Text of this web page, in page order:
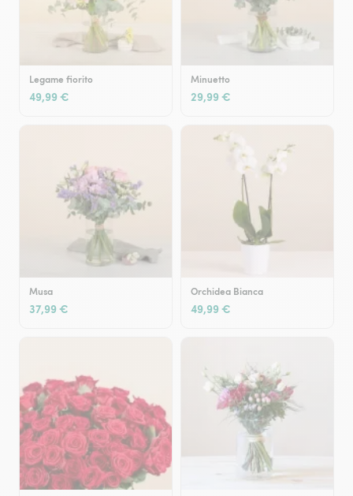
Legame fiorito
49,99 €
Minuetto
29,99 €
Musa
37,99 €
Orchidea Bianca
49,99 €